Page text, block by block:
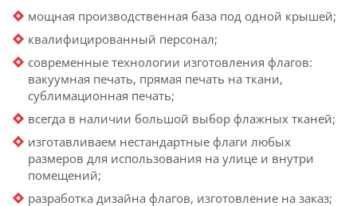
мощная производственная база под одной крышей;
квалифицированный персонал;
современные технологии изготовления флагов:
вакуумная печать, прямая печать на ткани,
сублимационная печать;
всегда в наличии большой выбор флажных тканей;
изготавливаем нестандартные флаги любых
размеров для использования на улице и внутри
помещений;
разработка дизайна флагов, изготовление на заказ;